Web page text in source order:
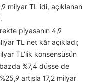
milyar TL idi, açıklanan
piyasanın 4,9
TL net kâr açıkladı;
TL’lik konsensüsün
%7,4 düşse de
artışla 17,2 milyar